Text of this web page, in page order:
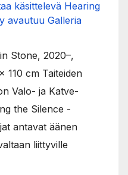
käsittelevä Hearing
avautuu Galleria
Stone, 2020–,
110 cm Taiteiden
Valo- ja Katve-
the Silence -
antavat äänen
liittyville